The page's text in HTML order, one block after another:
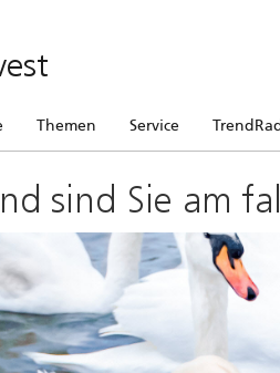
Themen Service
sind Sie am